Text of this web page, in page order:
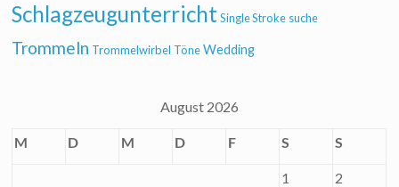
Schlagzeugunterricht Single Stroke suche
Trommeln Trommelwirbel Töne Wedding
August 2026
M D M D F S S
1 2